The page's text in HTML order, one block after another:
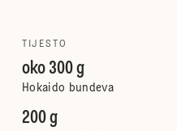
TIJESTO
oko 300 g
Hokaido bundeva
200 g